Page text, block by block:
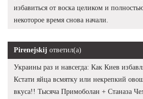
избавиться от воска целиком и
некоторое время снова начали.
Pirenejskij ответил(а)
Украины раз и навсегда: Как Киев
Кстати яйца всмятку или некрепкий
вкуса!! Тысяча Примоболан + Станаза